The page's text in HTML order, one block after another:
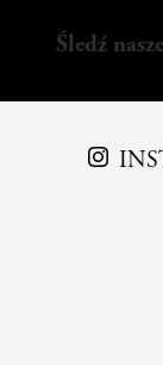
Śledź